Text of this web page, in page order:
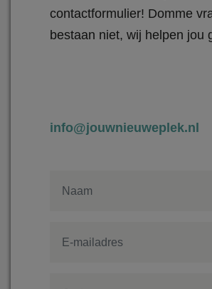
contactformulier! Domme
bestaan niet, wij helpen jou
info@jouwnieuweplek.nl